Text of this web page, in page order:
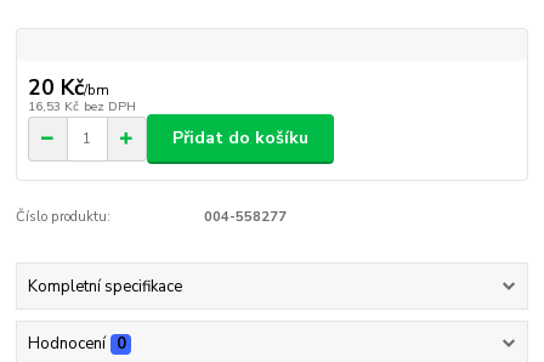
20 Kč/bm
16,53 Kč bez DPH
Přidat do košíku
Číslo produktu: 004-558277
Kompletní specifikace
Hodnocení 0